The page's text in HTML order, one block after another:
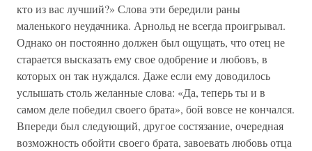
кто из вас лучший?» Слова эти бередили раны
маленького неудачника. Арнольд не всегда проигрывал.
Однако он постоянно должен был ощущать, что отец не
старается высказать ему свое одобрение и любовъ, в
которых он так нуждался. Даже если ему доводилось
услышать столь желанные слова: «Да, теперь ты и в
самом деле победил своего брата», бой вовсе не кончался.
Впереди был следующий, другое состязание, очередная
возможность обойти своего брата, завоевать любовь отца